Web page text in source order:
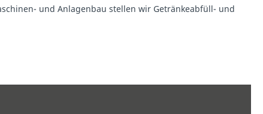
und Anlagenbau stellen wir Getränkeabfüll- und